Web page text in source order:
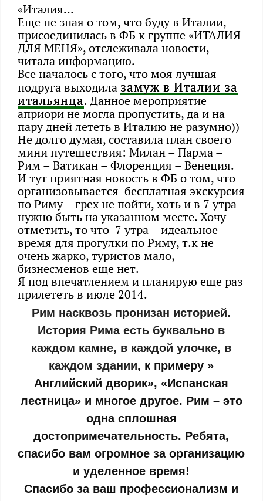
«Италия…
Еще не зная о том, что буду в Италии,
присоединилась в ФБ к группе «ИТАЛИЯ
ДЛЯ МЕНЯ», отслеживала новости,
читала информацию.
Все началось с того, что моя лучшая
подруга выходила замуж в Италии за
итальянца. Данное мероприятие
априори не могла пропустить, да и на
пару дней лететь в Италию не разумно))
Не долго думая, составила план своего
мини путешествия: Милан – Парма –
Рим – Ватикан – Флоренция – Венеция.
И тут приятная новость в ФБ о том, что
организовывается бесплатная экскурсия
по Риму – грех не пойти, хоть и в 7 утра
нужно быть на указанном месте. Хочу
отметить, то что 7 утра – идеальное
время для прогулки по Риму, т.к не
очень жарко, туристов мало,
бизнесменов еще нет.
Я под впечатлением и планирую еще раз
прилететь в июле 2014​.
Рим насквозь пронизан историей.
История Рима есть буквально в
каждом камне, в каждой улочке, в
каждом здании, к примеру »
Английский дворик», «Испанская
лестница» и многое другое. Рим – это
одна сплошная
достопримечательность.​ Ребята,
спасибо вам огромное за организацию
и уделенное время!
Спасибо за ваш профессионализм и